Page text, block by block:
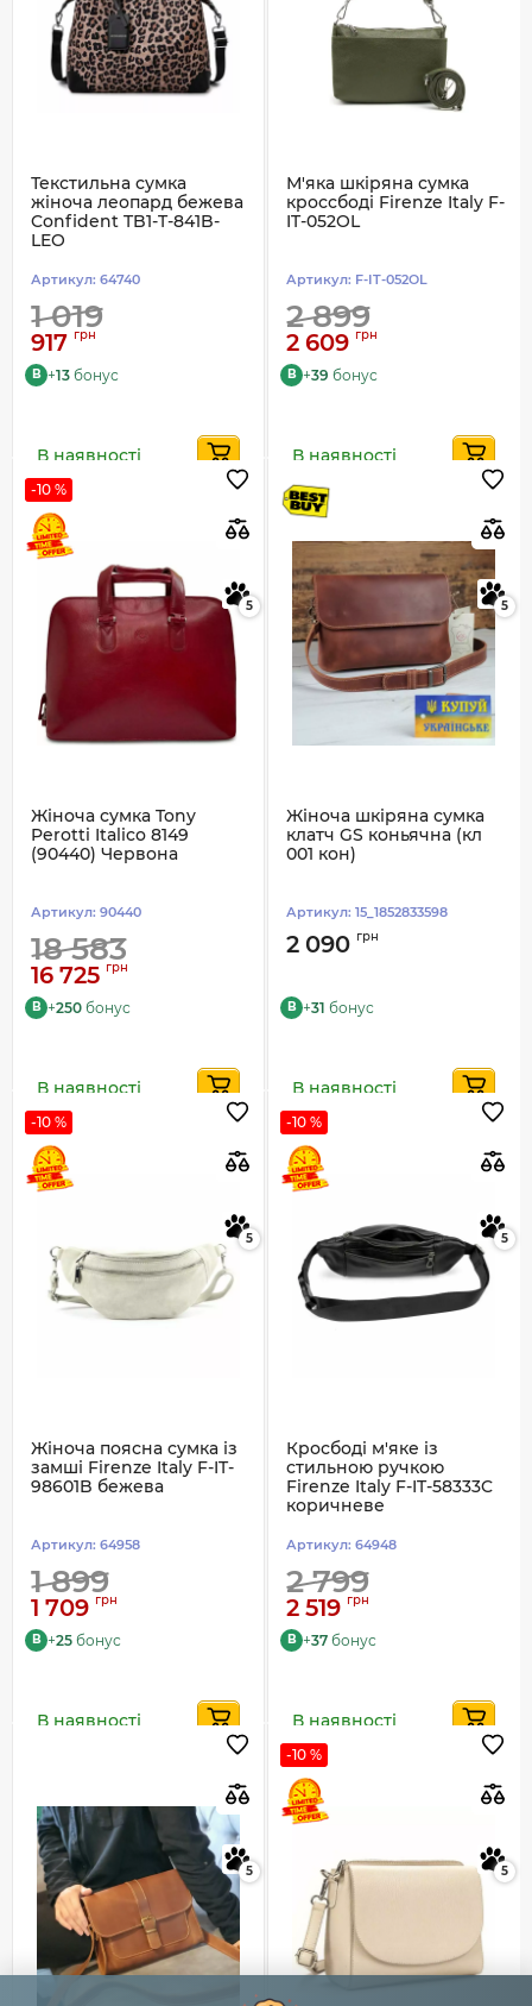
Текстильна сумка
жіноча леопард бежева
Confident TB1-T-841B-
LEO
Артикул: 64740
1 019
917 грн
B +13 бонус
В наявності
М'яка шкіряна сумка
кроссбоді Firenze Italy F-
IT-052OL
Артикул: F-IT-052OL
2 899
2 609 грн
B +39 бонус
В наявності
-10 %
5
Жіноча сумка Tony
Perotti Italico 8149
(90440) Червона
Артикул: 90440
18 583
16 725 грн
B +250 бонус
В наявності
5
Жіноча шкіряна сумка
клатч GS коньячна (кл
001 кон)
Артикул: 15_1852833598
2 090 грн
B +31 бонус
В наявності
-10 %
5
Жіноча поясна сумка із
замші Firenze Italy F-IT-
98601B бежева
Артикул: 64958
1 899
1 709 грн
B +25 бонус
В наявності
-10 %
5
Кросбоді м'яке із
стильною ручкою
Firenze Italy F-IT-58333C
коричневе
Артикул: 64948
2 799
2 519 грн
B +37 бонус
В наявності
5
-10 %
5